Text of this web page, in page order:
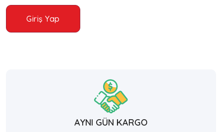
Giriş Yap
AYNI GÜN KARGO